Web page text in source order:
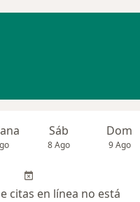
Sáb
8 Ago
Dom
9 Ago
citas en línea no está